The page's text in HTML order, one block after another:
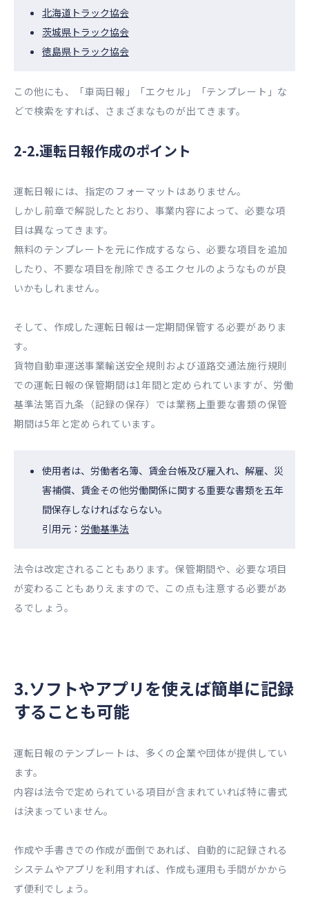
北海道トラック協会
茨城県トラック協会
徳島県トラック協会
この他にも、「車両日報」「エクセル」「テンプレート」な
どで検索をすれば、さまざまなものが出てきます。
2-2.運転日報作成のポイント
運転日報には、指定のフォーマットはありません。
しかし前章で解説したとおり、事業内容によって、必要な項
目は異なってきます。
無料のテンプレートを元に作成するなら、必要な項目を追加
したり、不要な項目を削除できるエクセルのようなものが良
いかもしれません。
そして、作成した運転日報は一定期間保管する必要がありま
す。
貨物自動車運送事業輸送安全規則および道路交通法施行規則
での運転日報の保管期間は1年間と定められていますが、労働
基準法第百九条（記録の保存）では業務上重要な書類の保管
期間は5年と定められています。
使用者は、労働者名簿、賃金台帳及び雇入れ、解雇、災
害補償、賃金その他労働関係に関する重要な書類を五年
間保存しなければならない。
引用元： 労働基準法
法令は改定されることもあります。保管期間や、必要な項目
が変わることもありえますので、この点も注意する必要があ
るでしょう。
3.​​​ソフトやアプリを使えば簡単に記録
することも可能
運転日報のテンプレートは、多くの企業や団体が提供してい
ます。
内容は法令で定められている項目が含まれていれば特に書式
は決まっていません。
作成や手書きでの作成が面倒であれば、自動的に記録される
システムやアプリを利用すれば、作成も運用も手間がかから
ず便利でしょう。